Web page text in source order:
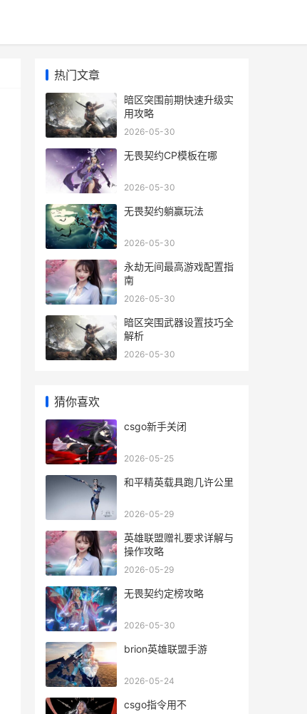
热门文章
暗区突围前期快速升级实
用攻略
2026-05-30
无畏契约CP模板在哪
2026-05-30
无畏契约躺赢玩法
2026-05-30
永劫无间最高游戏配置指
南
2026-05-30
暗区突围武器设置技巧全
解析
2026-05-30
猜你喜欢
csgo新手关闭
2026-05-25
和平精英载具跑几许公里
2026-05-29
英雄联盟赠礼要求详解与
操作攻略
2026-05-29
无畏契约定榜攻略
2026-05-30
brion英雄联盟手游
2026-05-24
csgo指令用不